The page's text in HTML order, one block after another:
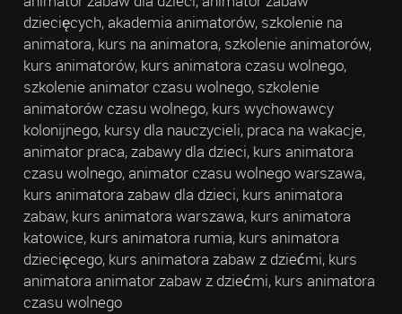
dziecięcych, akademia animatorów, szkolenie na
animatora, kurs na animatora, szkolenie animatorów,
kurs animatorów, kurs animatora czasu wolnego,
szkolenie animator czasu wolnego, szkolenie
animatorów czasu wolnego, kurs wychowawcy
kolonijnego, kursy dla nauczycieli, praca na wakacje,
animator praca, zabawy dla dzieci, kurs animatora
czasu wolnego, animator czasu wolnego warszawa,
kurs animatora zabaw dla dzieci, kurs animatora
zabaw, kurs animatora warszawa, kurs animatora
katowice, kurs animatora rumia, kurs animatora
dziecięcego, kurs animatora zabaw z dziećmi, kurs
animatora animator zabaw z dziećmi, kurs animatora
czasu wolnego